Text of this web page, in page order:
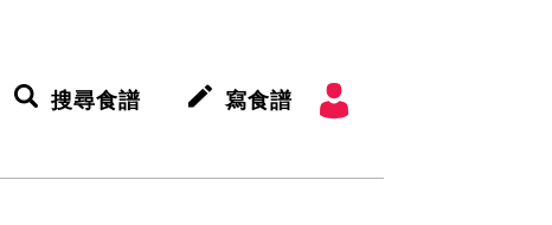
搜尋食譜 寫食譜